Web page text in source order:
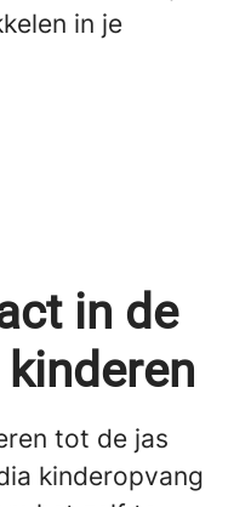
in je
in de
tot de jas
kinderopvang